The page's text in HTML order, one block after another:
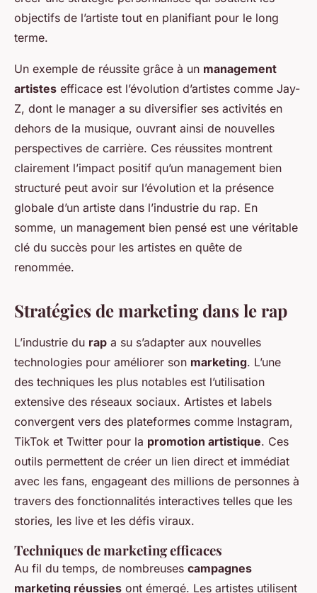
objectifs de l’artiste tout en planifiant pour le long
terme.
Un exemple de réussite grâce à un management
artistes efficace est l’évolution d’artistes comme Jay-
Z, dont le manager a su diversifier ses activités en
dehors de la musique, ouvrant ainsi de nouvelles
perspectives de carrière. Ces réussites montrent
clairement l’impact positif qu’un management bien
structuré peut avoir sur l’évolution et la présence
globale d’un artiste dans l’industrie du rap. En
somme, un management bien pensé est une véritable
clé du succès pour les artistes en quête de
renommée.
Stratégies de marketing dans le rap
L’industrie du rap a su s’adapter aux nouvelles
technologies pour améliorer son marketing. L’une
des techniques les plus notables est l’utilisation
extensive des réseaux sociaux. Artistes et labels
convergent vers des plateformes comme Instagram,
TikTok et Twitter pour la promotion artistique. Ces
outils permettent de créer un lien direct et immédiat
avec les fans, engageant des millions de personnes à
travers des fonctionnalités interactives telles que les
stories, les live et les défis viraux.
Techniques de marketing efficaces
Au fil du temps, de nombreuses campagnes
marketing réussies ont émergé. Les artistes utilisent